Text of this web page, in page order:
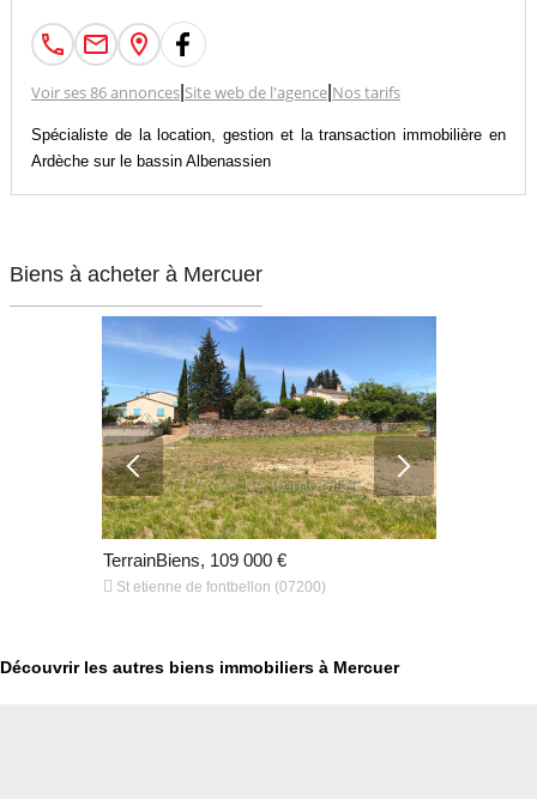
Voir ses 86 annonces| Site web de l'agence| Nos tarifs
Spécialiste de la location, gestion et la transaction immobilière en
Ardèche sur le bassin Albenassien
Biens à acheter à Mercuer
TerrainBiens, 109 000 €
 St etienne de fontbellon (07200)
Découvrir les autres biens immobiliers à Mercuer